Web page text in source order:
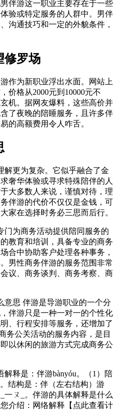
伴游这一职业主要存在于一些
验或特定服务的人群中。男伴
沟通技巧和一定的外貌条件，
修罗场
作为新职业浮出水面。网站上
价格从2000元到10000元不
机。据网友爆料，这些高价并
了夜晚的陪睡服务，且许多伴
的高额费用令人咋舌。
解更为复杂。它似乎融合了金
奢华体验或寻求特殊陪伴的人
大多数人来说，谨慎对待，理
伴游的代价不仅仅是金钱，可
家在选择时务必三思而后行。
门为商务活动提供陪同服务的
教育和培训，具备专业的商务
合中协助客户处理各种事务，
男性商务伴游的服务范围非常
议、商务谈判、商务考察、商
意思 伴游是导游职业的一个分
伴游只是一种一对一的个性化
、行程安排等服务，还增加了
务公关活动的服务内容，是目
以休闲的旅游方式完成商务公
释是：伴游bànyóu。（1）陪
结构是：伴（左右结构）游
一ㄡ_。伴游的具体解释是什么
介绍：网络解释【点此查看计